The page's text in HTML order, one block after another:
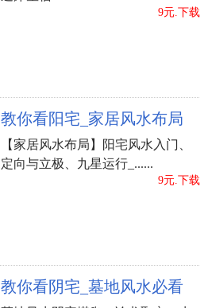
9元.下载
教你看阳宅_家居风水布局
【家居风水布局】阳宅风水入门、
定向与立极、九星运行_......
9元.下载
教你看阴宅_墓地风水必看